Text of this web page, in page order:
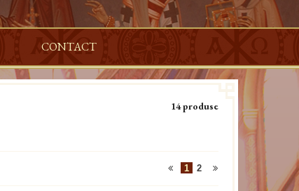
CONTACT
14 produse
1 2